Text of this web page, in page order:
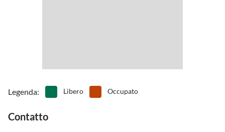
Legenda: Libero Occupato
Contatto